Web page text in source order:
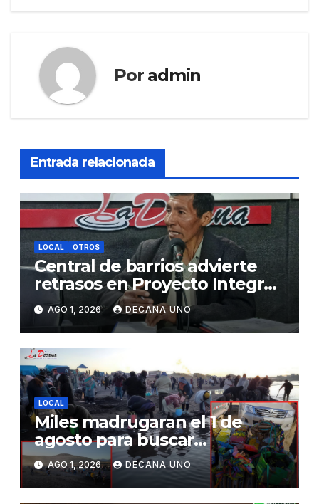
Por admin
Entrada relacionada
LOCAL OTROS
Central de barrios advierte
retrasos en Proyecto Integral
de Agua y Alcantarillado para
Juliaca
AGO 1, 2026 DECANA UNO
LOCAL
Miles madrugaran el 1 de
agosto para buscar
piedrecillas en los ríos y
realizar la challa por la
riqueza y la prosperidad
AGO 1, 2026 DECANA UNO